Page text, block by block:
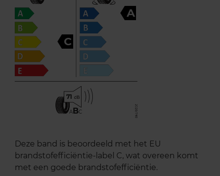
C
A
71
ABC
Deze band is beoordeeld met het EU
brandstofefficiëntie-label C, wat overeen komt
met een goede brandstofefficiëntie.